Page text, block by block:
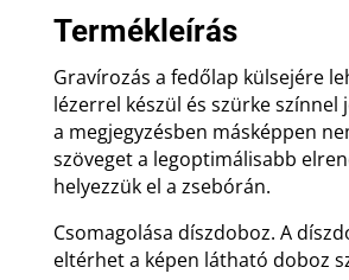
Termékleírás
Gravírozás a fedőlap külsejére
lézerrel készül és szürke színnel
a megjegyzésben másképpen
szöveget a legoptimálisabb
helyezzük el a zsebórán.
Csomagolása díszdoboz. A
eltérhet a képen látható doboz